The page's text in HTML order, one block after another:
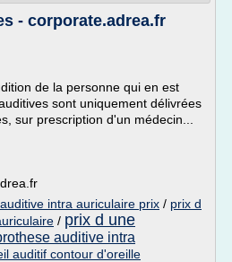
- corporate.adrea.fr
de la personne qui en est
sont uniquement délivrées
sur prescription d'un médecin...
intra auriculaire prix / prix d
/ prix d une
auditive intra
auditif contour d'oreille